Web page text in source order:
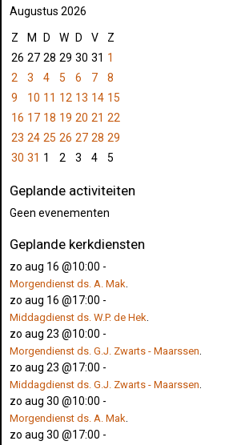
Augustus 2026
Z M D W D V
Z
26 27 28 29 30 31 1
2
3 4 5 6 7
8
9
10 11 12 13 14 15
16 17 18 19 20 21 22
23 24 25 26 27 28 29
30 31 1 2 3 4 5
Geplande activiteiten
Geen evenementen
Geplande kerkdiensten
zo aug 16 @10:00 -
Morgendienst ds. A. Mak
zo aug 16 @17:00 -
Middagdienst ds. W.P. de Hek
zo aug 23 @10:00 -
Morgendienst ds. G.J. Zwarts - Maarssen
zo aug 23 @17:00 -
Middagdienst ds. G.J. Zwarts - Maarssen
zo aug 30 @10:00 -
Morgendienst ds. A. Mak
zo aug 30 @17:00 -